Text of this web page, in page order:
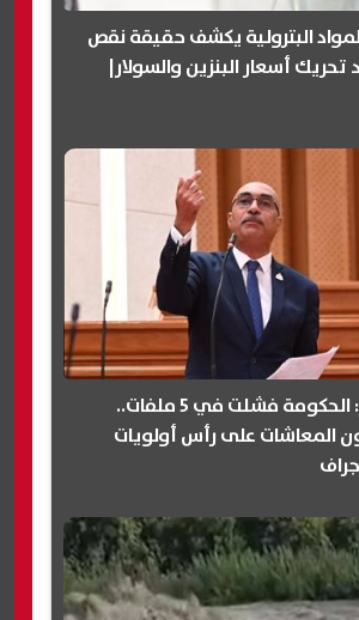
البترولية يكشف حقيقة نقص
أسعار البنزين والسولار|
إيهاب منصور: الحكومة فشلت في 5 ملفات..
المعاشات على رأس أولويات